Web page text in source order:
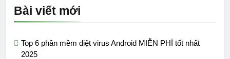
Bài viết mới
Top 6 phần mềm diệt virus Android MIỄN PHÍ tốt nhất
2025